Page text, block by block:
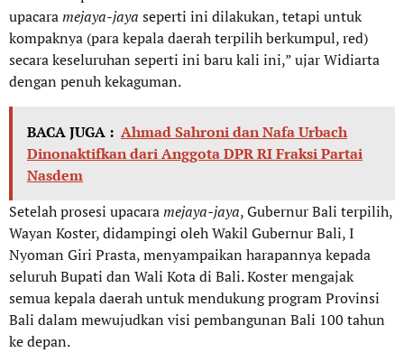
upacaramejaya-jaya seperti ini dilakukan, tetapi untuk
kompaknya (para kepala daerah terpilih berkumpul, red)
secara keseluruhan seperti ini baru kali ini,” ujar Widiarta
dengan penuh kekaguman.
BACA JUGA : Ahmad Sahroni dan Nafa Urbach
Dinonaktifkan dari Anggota DPR RI Fraksi Partai
Nasdem
Setelah prosesi upacaramejaya-jaya, Gubernur Bali terpilih,
Wayan Koster, didampingi oleh Wakil Gubernur Bali, I
Nyoman Giri Prasta, menyampaikan harapannya kepada
seluruh Bupati dan Wali Kota di Bali. Koster mengajak
semua kepala daerah untuk mendukung program Provinsi
Bali dalam mewujudkan visi pembangunan Bali 100 tahun
ke depan.